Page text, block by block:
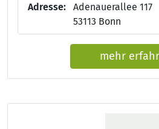
Adresse:
Adenauerallee 117
53113 Bonn
mehr